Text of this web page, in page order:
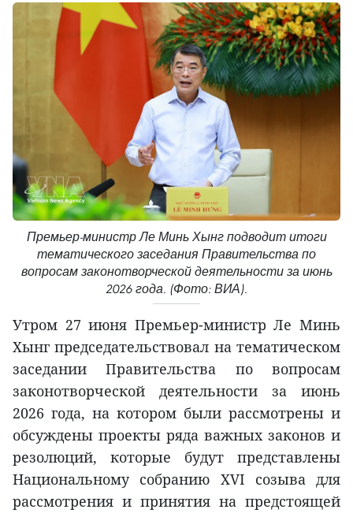
Премьер-министр Ле Минь Хынг подводит итоги
тематического заседания Правительства по
вопросам законотворческой деятельности за июнь
2026 года. (Фото: ВИА).
Утром 27 июня Премьер-министр Ле Минь
Хынг председательствовал на тематическом
заседании Правительства по вопросам
законотворческой деятельности за июнь
2026 года, на котором были рассмотрены и
обсуждены проекты ряда важных законов и
резолюций, которые будут представлены
Национальному собранию XVI созыва для
рассмотрения и принятия на предстоящей